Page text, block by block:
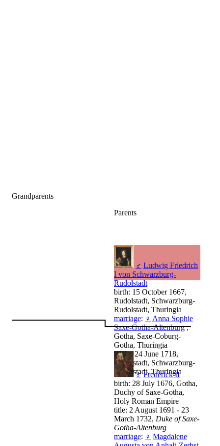
Grandparents
Parents
♂ Ludwig Friedrich
I von Schwarzburg-
Rudolstadt
birth: 15 October 1667,
Rudolstadt, Schwarzburg-
Rudolstadt, Thuringia
marriage: ♀ Anna Sophie
Saxe-Gotha-Altenburg,
Gotha, Saxe-Coburg-
Gotha, Thuringia
death: 24 June 1718,
Rudolstadt, Schwarzburg-
Rudolstadt, Thuringia
♂ Frederick II
birth: 28 July 1676, Gotha,
Duchy of Saxe-Gotha,
Holy Roman Empire
title: 2 August 1691 - 23
March 1732, Duke of Saxe-
Gotha-Altenburg
marriage: ♀ Magdalene